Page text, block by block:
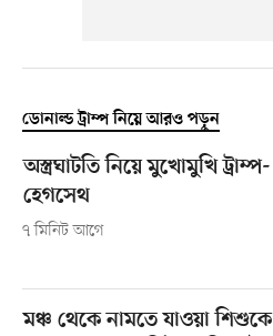
ডোনাল্ড ট্রাম্প নিয়ে আরও পড়ুন
অস্ত্রঘাটতি নিয়ে মুখোমুখি ট্রাম্প-
হেগসেথ
৭ মিনিট আগে
মঞ্চ থেকে নামতে যাওয়া শিশুকে